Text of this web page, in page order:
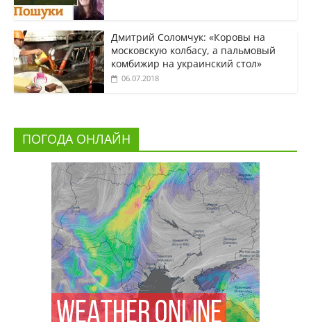
Дмитрий Соломчук: «Коровы на
московскую колбасу, а пальмовый
комбижир на украинский стол»
06.07.2018
ПОГОДА ОНЛАЙН